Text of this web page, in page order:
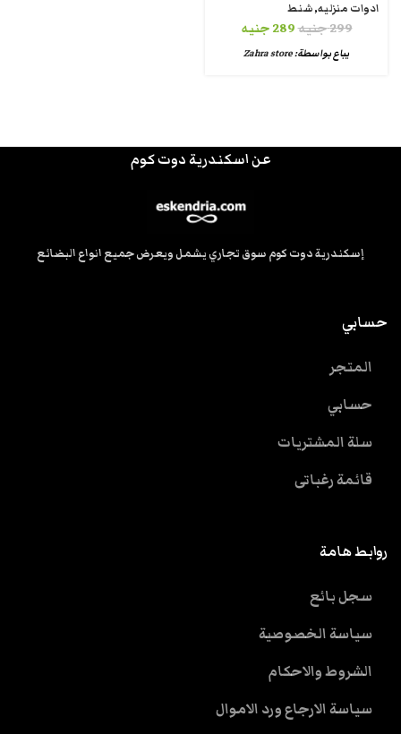
ادوات منزليه,شنط
299جنيه289جنيه
يباع بواسطة:Zahra store
عن اسكندرية دوت كوم
إسكندرية دوت كوم سوق تجاري يشمل ويعرض جميع انواع البضائع
حسابي
المتجر
حسابي
سلة المشتريات
قائمة رغباتى
روابط هامة
سجل بائع
سياسة الخصوصية
الشروط والاحكام
سياسة الارجاع ورد الاموال